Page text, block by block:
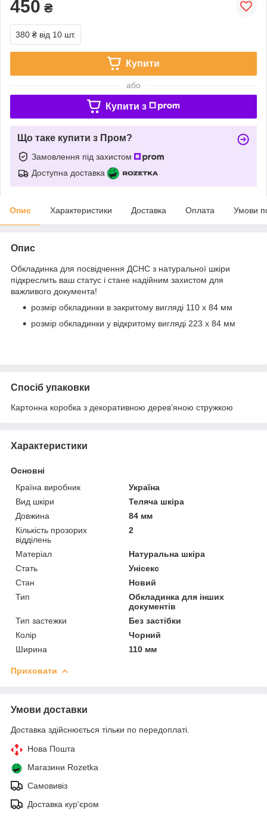
450 ₴
380 ₴ від 10 шт.
Купити
або
Купити з
Що таке купити з Пром?
Замовлення під захистом
Доступна доставка
Опис Характеристики Доставка Оплата Умови
Опис
Обкладинка для посвідчення ДСНС з натуральної шкіри
підкреслить ваш статус і стане надійним захистом для
важливого документа!
розмір обкладинки в закритому вигляді 110 х 84 мм
розмір обкладинки у відкритому вигляді 223 х 84 мм
Спосіб упаковки
Картонна коробка з декоративною дерев'яною стружкою
Характеристики
Основні
Країна виробник
Україна
Вид шкіри
Теляча шкіра
Довжина
84 мм
Кількість прозорих
відділень
2
Матеріал
Натуральна шкіра
Стать
Унісекс
Стан
Новий
Тип
Обкладинка для інших
документів
Тип застежки
Без застібки
Колір
Чорний
Ширина
110 мм
Приховати
Умови доставки
Доставка здійснюється тільки по передоплаті.
Нова Пошта
Магазини Rozetka
Самовивіз
Доставка кур'єром